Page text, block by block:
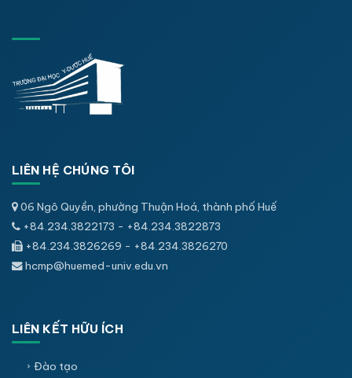
LIÊN HỆ CHÚNG TÔI
06 Ngô Quyền, phường Thuận Hoá, thành phố Huế
+84.234.3822173 - +84.234.3822873
+84.234.3826269 - +84.234.3826270
hcmp@huemed-univ.edu.vn
LIÊN KẾT HỮU ÍCH
Đào tạo